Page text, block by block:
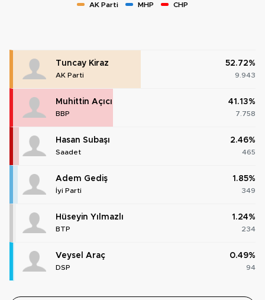
AK Parti MHP CHP
Tuncay Kiraz
AK Parti
52.72%
9.943
Muhittin Açıcı
BBP
41.13%
7.758
Hasan Subaşı
Saadet
2.46%
465
Adem Gediş
İyi Parti
1.85%
349
Hüseyin Yılmazlı
BTP
1.24%
234
Veysel Araç
DSP
0.49%
94